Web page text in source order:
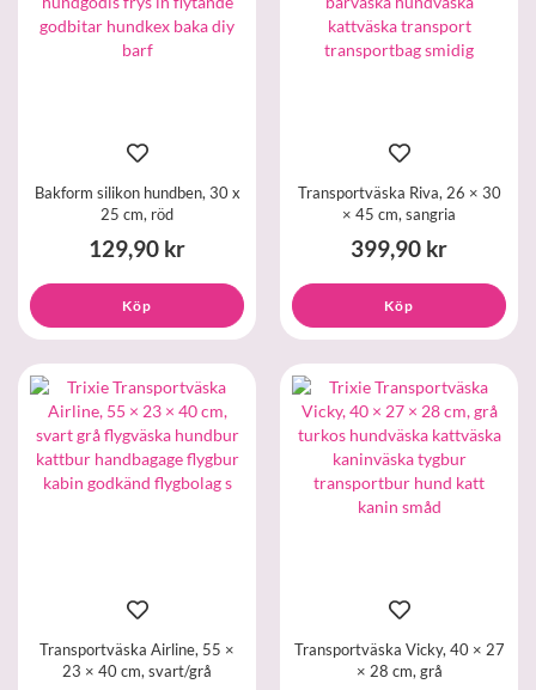
Bakform silikon hundben, 30 x
25 cm, röd
129,90 kr
Köp
Transportväska Riva, 26 × 30
× 45 cm, sangria
399,90 kr
Köp
Transportväska Airline, 55 ×
23 × 40 cm, svart/grå
Transportväska Vicky, 40 × 27
× 28 cm, grå